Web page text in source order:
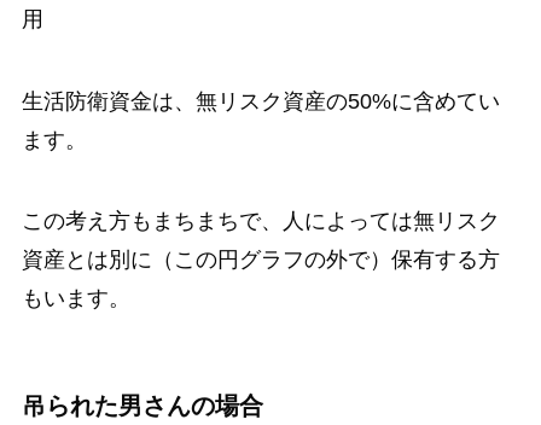
用
生活防衛資金は、無リスク資産の50%に含めてい
ます。
この考え方もまちまちで、人によっては無リスク
資産とは別に（この円グラフの外で）保有する方
もいます。
吊られた男さんの場合